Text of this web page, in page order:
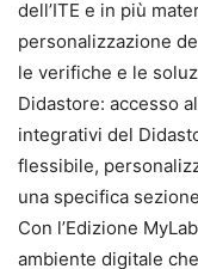
dell’ITE e in più
personalizzazione
le verifiche e le
Didastore: accesso
integrativi del
flessibile,
una specifica
Con l’Edizione
ambiente digitale